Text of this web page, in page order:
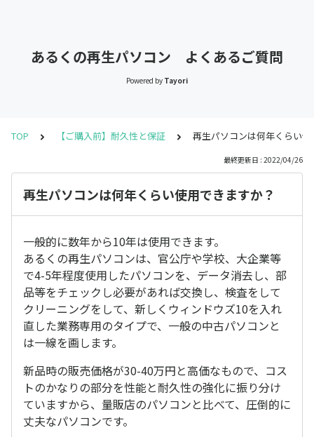
あるくの再生パソコン よくあるご質問
Powered by Tayori
TOP 【ご購入前】耐久性と保証 再生パソコンは何年くらい
最終更新日 : 2022/04/26
再生パソコンは何年くらい使用できますか？
一般的に数年から10年は使用できます。
あるくの再生パソコンは、官公庁や学校、大企業等
で4-5年程度使用したパソコンを、データ消去し、部
品等をチェックし必要があれば交換し、検査をして
クリーニングをして、新しくウィンドウズ10を入れ
直した業務専用のタイプで、一般の中古パソコンと
は一線を画します。
新品時の販売価格が30-40万円と高価なもので、コス
トのかなりの部分を性能と耐久性の強化に振り分け
ていますから、量販店のパソコンと比べて、圧倒的に
丈夫なパソコンです。